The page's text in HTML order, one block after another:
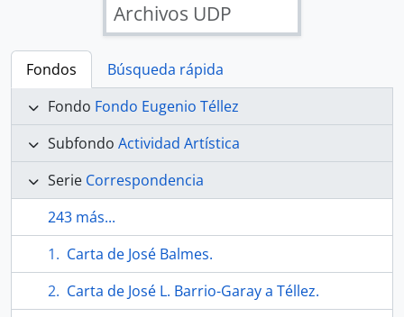
Archivos UDP
Fondos
Búsqueda rápida
Fondo Fondo Eugenio Téllez
Subfondo Actividad Artística
Serie Correspondencia
243 más...
Carta de José Balmes.
Carta de José L. Barrio-Garay a Téllez.